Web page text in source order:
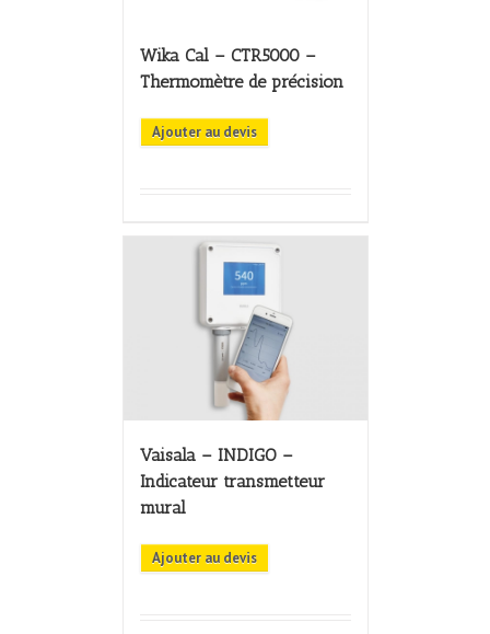
Wika Cal – CTR5000 –
Thermomètre de précision
Ajouter au devis
Vaisala – INDIGO –
Indicateur transmetteur
mural
Ajouter au devis